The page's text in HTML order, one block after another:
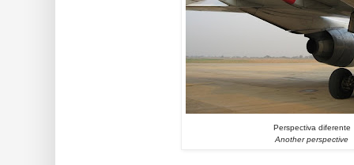
Perspectiva diferente
Another perspective